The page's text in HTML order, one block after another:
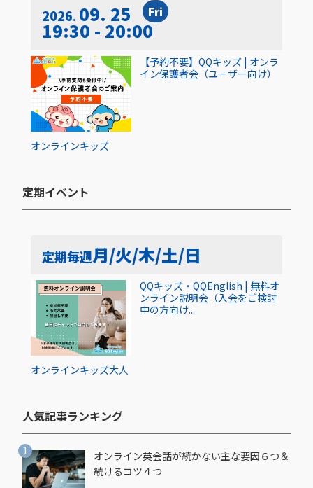
2026 09. 25 Fri
19:30 - 20:00
オンラインキッズ
【予約不要】QQキッズ | オンラ
イン保護者会（ユーザー向け）
定期イベント​
定期毎週月/火/木/土/日
オンラインキッズ大人
QQキッズ・QQEnglish | 無料オ
ンライン説明会（入会をご検討
中の方向け...
人気記事ランキング​
オンライン英会話が続かない主な要因６つ＆
続けるコツ４つ